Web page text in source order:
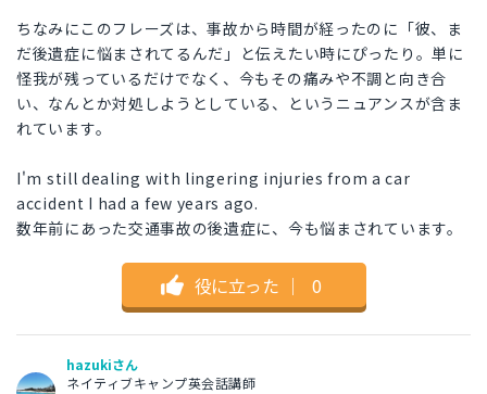
ちなみにこのフレーズは、事故から時間が経ったのに「彼、ま
だ後遺症に悩まされてるんだ」と伝えたい時にぴったり。単に
怪我が残っているだけでなく、今もその痛みや不調と向き合
い、なんとか対処しようとしている、というニュアンスが含ま
れています。
I'm still dealing with lingering injuries from a car
accident I had a few years ago.
数年前にあった交通事故の後遺症に、今も悩まされています。
役に立った ｜ 0
hazukiさん
ネイティブキャンプ英会話講師